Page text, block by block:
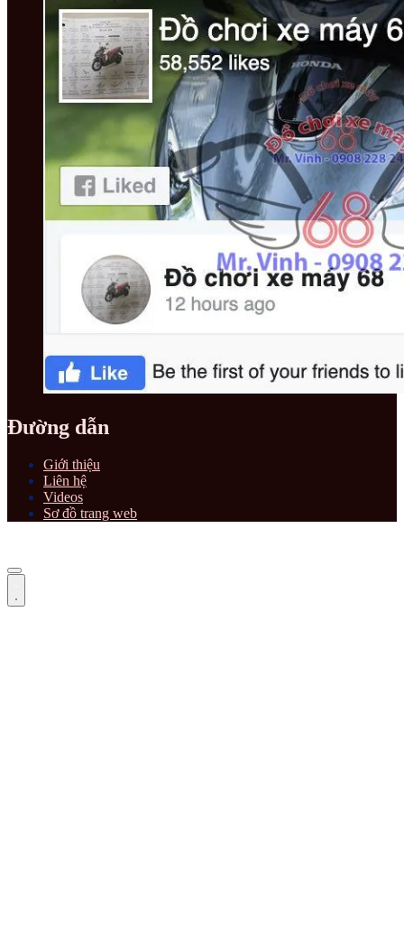
Đường dẫn
Giới thiệu
Liên hệ
Videos
Sơ đồ trang web